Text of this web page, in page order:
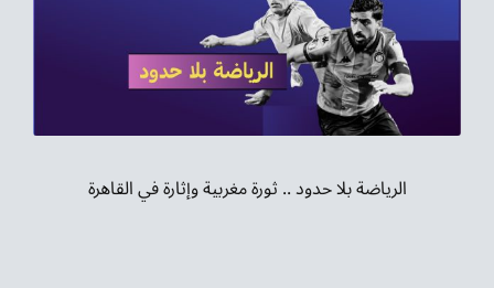
الرياضة بلا حدود .. ثورة مغربية وإثارة في القاهرة